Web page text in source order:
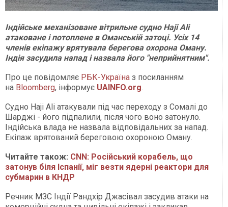
Індійське механізоване вітрильне судно Haji Ali
атаковане і потоплене в Оманській затоці. Усіх 14
членів екіпажу врятувала берегова охорона Оману.
Індія засудила напад і назвала його "неприйнятним".
Про це повідомляє РБК-Україна з посиланням
на Bloomberg, інформує UAINFO.org.
Судно Haji Ali атакували під час переходу з Сомалі до
Шарджі - його підпалили, після чого воно затонуло.
Індійська влада не назвала відповідальних за напад.
Екіпаж врятований береговою охороною Оману.
Читайте також: CNN: Російський корабель, що
затонув біля Іспанії, міг везти ядерні реактори для
субмарин в КНДР
Речник МЗС Індії Рандхір Джасівал засудив атаки на